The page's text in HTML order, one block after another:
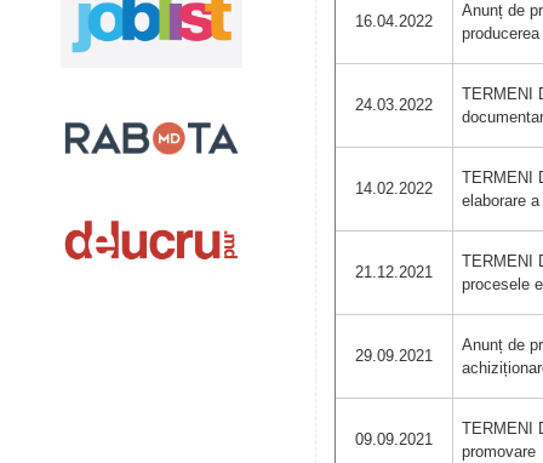
16.04.2022
Anunț de
24.03.2022
TERMENI
documentar
14.02.2022
TERMENI
elaborare
21.12.2021
TERMENI
procesele
29.09.2021
Anunț de
09.09.2021
TERMENI
promovare